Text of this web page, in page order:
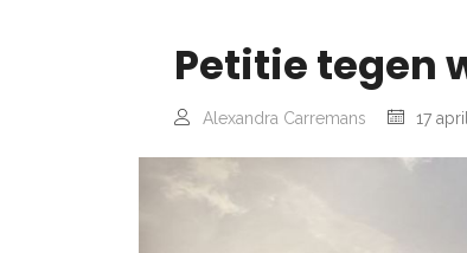
Petitie tegen
Alexandra Carremans 17